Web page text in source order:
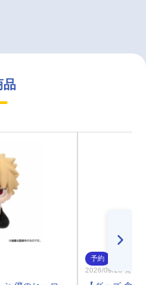
品
予約
2026/09/28 発売